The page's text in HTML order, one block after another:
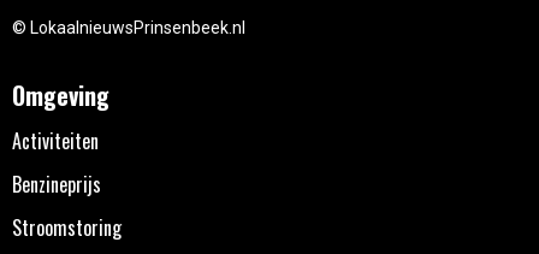
© LokaalnieuwsPrinsenbeek.nl
Omgeving
Activiteiten
Benzineprijs
Stroomstoring